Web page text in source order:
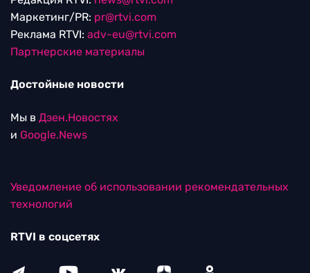
Маркетинг/PR: pr@rtvi.com
Реклама RTVI: adv-eu@rtvi.com
Партнерские материалы
Достойные новости
Мы в Дзен.Новостях
и Google.News
Уведомление об использовании рекомендательных
технологий
RTVI в соцсетях